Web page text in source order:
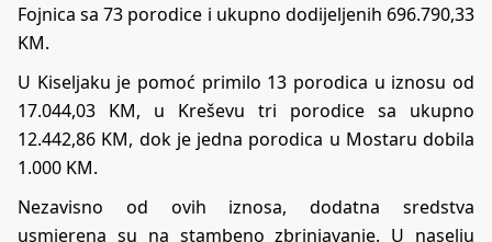
Fojnica sa 73 porodice i ukupno dodijeljenih 696.790,33
KM.
U Kiseljaku je pomoć primilo 13 porodica u iznosu od
17.044,03 KM, u Kreševu tri porodice sa ukupno
12.442,86 KM, dok je jedna porodica u Mostaru dobila
1.000 KM.
Nezavisno od ovih iznosa, dodatna sredstva
usmjerena su na stambeno zbrinjavanje. U naselju